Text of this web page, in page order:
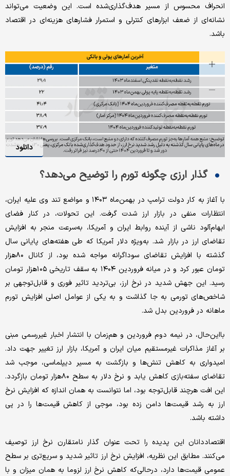
انحراف محسوس از مسیر هدف‌گذاری‌شده است. این وضعیت می‌تواند
نشانه‌ای از ضعف ابزارهای کنترلی و استمرار فشارهای هزینه‌ای در اقتصاد
باشد.
دانلود
گذار ارزی چگونه تورم را توضیح می‌دهد؟
با آغاز به کار دولت ترامپ در بهمن‌ماه ۱۴۰۳ و مواضع تند وی علیه ایران،
انتظارات منفی در بازار ارز شدت گرفت. این تحولات، در کنار فضای
ابهام‌آلود ناشی از آینده روابط ایران و آمریکا، به‌سرعت منجر به افزایش
تقاضای ارز در بازار شد. به‌ویژه دلار آمریکا که طی هفته‌های پایانی سال
گذشته با افزایش تقاضای سوداگرانه مواجه شده بود، از کانال ۸۰هزار
تومان عبور کرد و در میانه فروردین ۱۴۰۴ به سقف تاریخی ۱۰۵هزار تومان
رسید. این جهش شدید در نرخ ارز، بی‌تردید تاثیر فوری و قابل‌توجهی بر
شاخص‌های تورمی به‌ جا گذاشت و به یکی از عوامل اصلی افزایش تورم
ماهانه در فروردین بدل شد.
با‌این‌حال، در نیمه دوم فروردین و هم‌زمان با انتشار اخبار غیررسمی مبنی
بر آغاز مذاکرات غیرمستقیم میان ایران و آمریکا، بازار ارز تغییر جهت داد.
امیدواری به کاهش تنش‌ها و بازگشت به مسیر دیپلماسی، موجب شد
تقاضای سفته‌بازی کاهش یابد و نرخ دلار به سطح ۸۰هزار تومان بازگردد.
این افت هرچند قابل‌توجه بود، اما نتوانست به همان اندازه که افزایش نرخ
ارز به رشد قیمت‌ها دامن زده بود، موجی از کاهش قیمت‌ها را در پی
داشته باشد.
اقتصاددانان این پدیده را تحت عنوان گذار نامتقارن نرخ ارز توصیف
می‌کنند. مطابق این نظریه، افزایش نرخ ارز تاثیر شدید و سریع‌تری بر سطح
عمومی قیمت‌ها دارد، در‌حالی‌که کاهش نرخ ارز لزوما به همان میزان و با